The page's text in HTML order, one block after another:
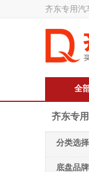
齐东专用汽
全
齐东专
分类选择
底盘品牌